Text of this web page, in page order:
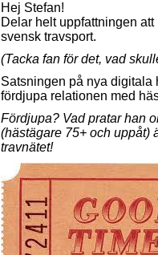
Hej Stefan!
Delar helt uppfattningen
svensk travsport.
(Tacka fan för det, vad
Satsningen på nya digitala
fördjupa relationen med
Fördjupa? Vad pratar han
(hästägare 75+ och uppåt)
travnätet!